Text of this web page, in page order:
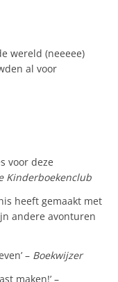
wereld (neeeee)
al voor
voor deze
Kinderboekenclub
heeft gemaakt met
andere avonturen
– Boekwijzer
maken!’ –